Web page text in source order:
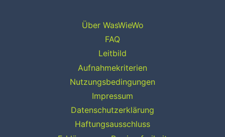
Über WasWieWo
FAQ
Leitbild
Aufnahmekriterien
Nutzungsbedingungen
Impressum
Datenschutzerklärung
Haftungsausschluss